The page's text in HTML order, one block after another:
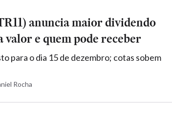
anuncia maior dividendo
valor e quem pode receber
para o dia 15 de dezembro; cotas sobem
Rocha